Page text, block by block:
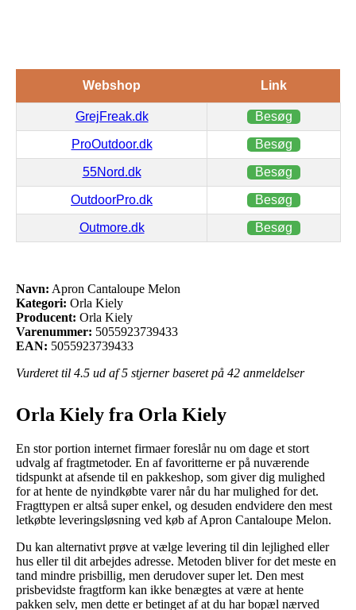
Webshop Link
GrejFreak.dk Besøg
ProOutdoor.dk Besøg
55Nord.dk Besøg
OutdoorPro.dk Besøg
Outmore.dk Besøg
Navn: Apron Cantaloupe Melon
Kategori: Orla Kiely
Producent: Orla Kiely
Varenummer: 5055923739433
EAN: 5055923739433
Vurderet til 4.5 ud af 5 stjerner baseret på 42 anmeldelser
Orla Kiely fra Orla Kiely
En stor portion internet firmaer foreslår nu om dage et stort
udvalg af fragtmetoder. En af favoritterne er på nuværende
tidspunkt at afsende til en pakkeshop, som giver dig mulighed
for at hente de nyindkøbte varer når du har mulighed for det.
Fragttypen er altså super enkel, og desuden endvidere den mest
letkøbte leveringsløsning ved køb af Apron Cantaloupe Melon.
Du kan alternativt prøve at vælge levering til din lejlighed eller
hus eller til dit arbejdes adresse. Metoden bliver for det meste en
tand mindre prisbillig, men derudover super let. Den mest
prisbevidste fragtform kan ikke benægtes at være at hente
pakken selv, men dette er betinget af at du har bopæl nærved